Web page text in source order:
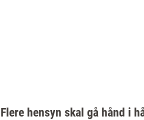
Flere hensyn skal gå hånd i